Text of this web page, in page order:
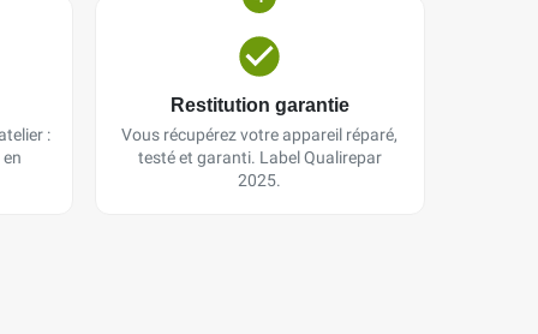
:
Restitution garantie
Vous récupérez votre appareil réparé,
testé et garanti. Label Qualirepar
2025.